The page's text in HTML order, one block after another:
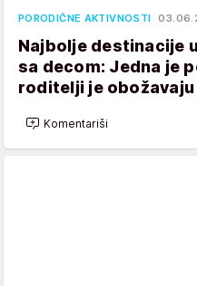
PORODIČNE AKTIVNOSTI
Najbolje destinacije
sa decom: Jedna je
roditelji je obožavaju
Komentariši